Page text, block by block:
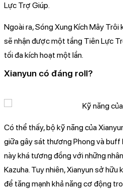
Lực Trợ Giúp.
Ngoài ra, Sóng Xung Kích Mây Trôi
sẽ nhận được một tầng Tiên Lực
tối đa kích hoạt một lần.
Xianyun có đáng roll?
Có thể thấy, bộ kỹ năng của
giữa gây sát thương Phong và buff
này khá tương đồng với những
Kazuha. Tuy nhiên, Xianyun sở hữu
để tăng mạnh khả năng cơ động